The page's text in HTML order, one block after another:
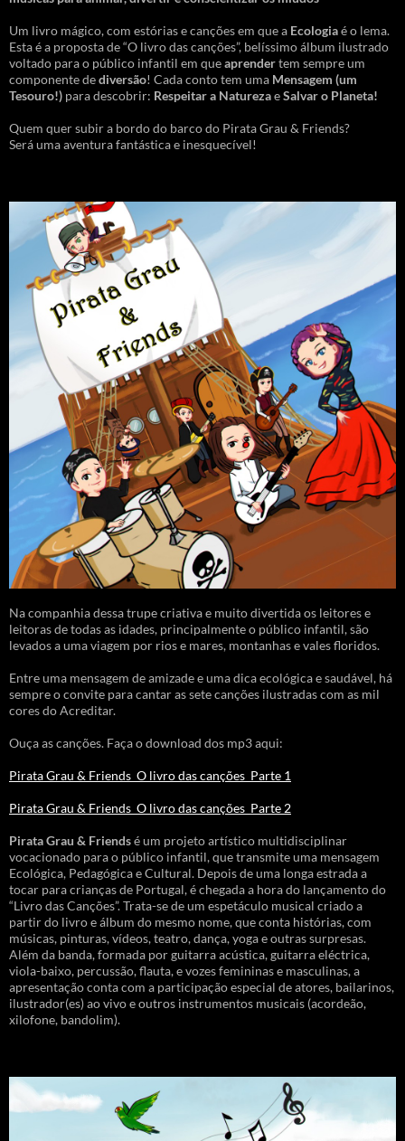
Um livro mágico, com estórias e canções em que a Ecologiaé o lema.
Esta é a proposta de “O livro das canções”, belíssimo álbum ilustrado
voltado para o público infantil em queaprendertem sempre um
componente dediversão! Cada conto tem uma Mensagem (um
Tesouro!) para descobrir: Respeitar a NaturezaeSalvar o Planeta!
Quem quer subir a bordo do barco do Pirata Grau & Friends?
Será uma aventura fantástica e inesquecível!
Na companhia dessa trupe criativa e muito divertida os leitores e
leitoras de todas as idades, principalmente o público infantil, são
levados a uma viagem por rios e mares, montanhas e vales floridos.
Entre uma mensagem de amizade e uma dica ecológica e saudável, há
sempre o convite para cantar as sete canções ilustradas com as mil
cores do Acreditar.
Ouça as canções. Faça o download dos mp3 aqui:
Pirata Grau & Friends_O livro das canções_Parte 1
Pirata Grau & Friends_O livro das canções_Parte 2
Pirata Grau & Friendsé um projeto artístico multidisciplinar
vocacionado para o público infantil, que transmite uma mensagem
Ecológica, Pedagógica e Cultural. Depois de uma longa estrada a
tocar para crianças de Portugal, é chegada a hora do lançamento do
“Livro das Canções”. Trata-se de um espetáculo musical criado a
partir do livro e álbum do mesmo nome, que conta histórias, com
músicas, pinturas, vídeos, teatro, dança, yoga e outras surpresas.
Além da banda, formada por guitarra acústica, guitarra eléctrica,
viola-baixo, percussão, flauta, e vozes femininas e masculinas, a
apresentação conta com a participação especial de atores, bailarinos,
ilustrador(es) ao vivo e outros instrumentos musicais (acordeão,
xilofone, bandolim).